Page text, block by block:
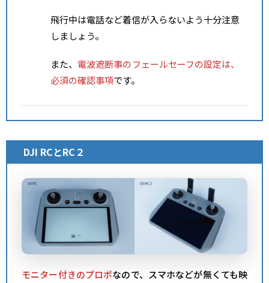
飛行中は電話など着信が入らないよう十分注意
しましょう。
また、 電波遮断事のフェールセーフの設定は、
必須の確認事項です。
DJI RCとRC２
モニター付きのプロポなので、スマホなどが無くても映